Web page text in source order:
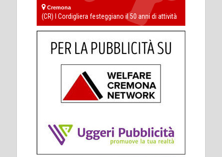
Cremona
(CR) I Cordigliera festeggiano il 50 anni di attività